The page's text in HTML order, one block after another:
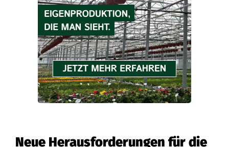
Neue Herausforderungen für die